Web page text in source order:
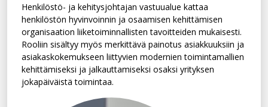
Henkilöstö- ja kehitysjohtajan vastuualue kattaa
henkilöstön hyvinvoinnin ja osaamisen kehittämisen
organisaation liiketoiminnallisten tavoitteiden mukaisesti.
Rooliin sisältyy myös merkittävä painotus asiakkuuksiin ja
asiakaskokemukseen liittyvien modernien toimintamallien
kehittämiseksi ja jalkauttamiseksi osaksi yrityksen
jokapäiväistä toimintaa.